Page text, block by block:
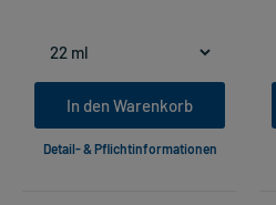
In den Warenkorb
Detail- & Pflichtinformationen